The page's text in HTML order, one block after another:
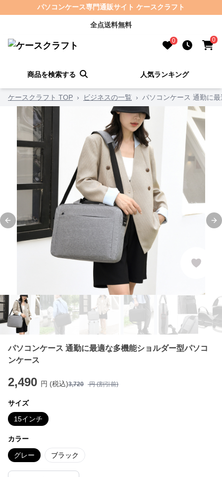
パソコンケース専門通販サイト ケースクラフト
全点送料無料
0 0
商品を検索する 人気ランキング
ケースクラフト TOP › ビジネスの一覧 › パソコンケース 通勤に
Previous slide
パソコンケース 通勤に最適な多機能ショルダー型パソコ
ンケース
2,490 円 (税込)3,720 円 (割引前)
サイズ
15インチ
カラー
グレー ブラック